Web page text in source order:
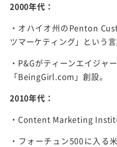
2000年代：
・オハイオ州のPenton
ツマーケティング」という言
・P&Gがティーンエイジャ
「BeingGirl.com」創設。
2010年代：
・Content Marketing
・フォーチュン500に入